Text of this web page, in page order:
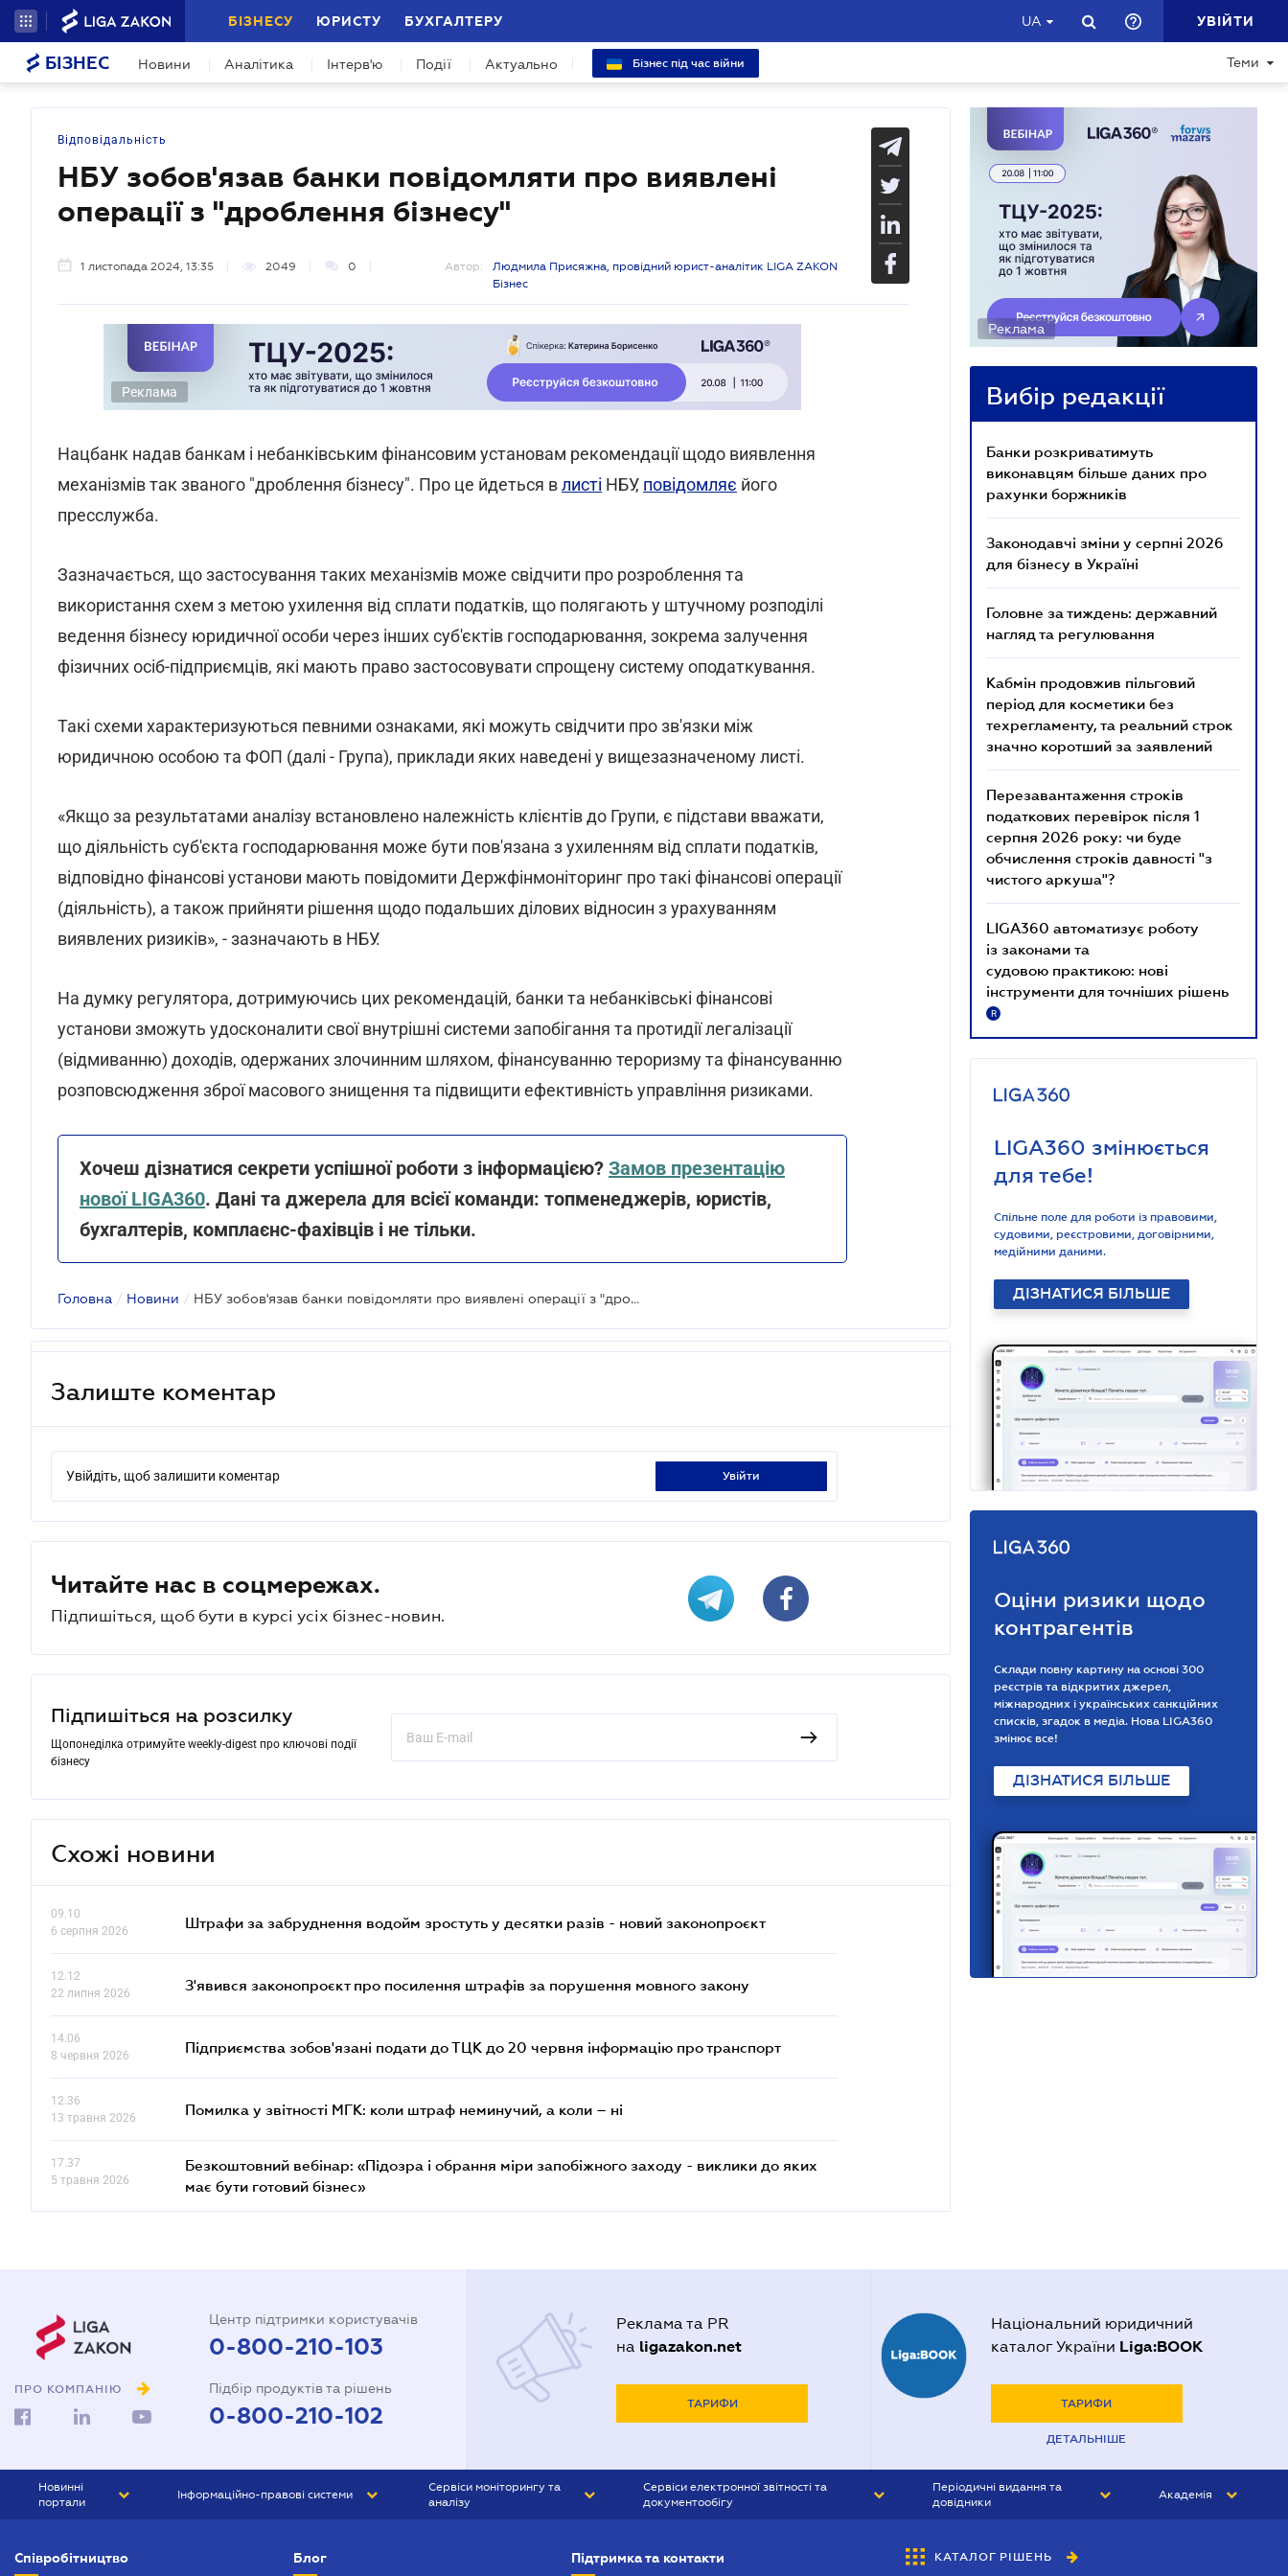
БІЗНЕСУ ЮРИСТУ БУХГАЛТЕРУ UA УВІЙТИ
БІЗНЕС Новини Аналітика Інтерв'ю Події Актуально Бізнес під час війни Теми
Відповідальність
НБУ зобов'язав банки повідомляти про виявлені
операції з "дроблення бізнесу"
1 листопада 2024, 13:35 2049 0 Автор:
Людмила Присяжна, провідний юрист-аналітик LIGA ZAKON
Бізнес
Реклама
Нацбанк надав банкам і небанківським фінансовим установам рекомендації щодо виявлення
механізмів так званого "дроблення бізнесу". Про це йдеться влисті НБУ, повідомляє його
пресслужба.
Зазначається, що застосування таких механізмів може свідчити про розроблення та
використання схем з метою ухилення від сплати податків, що полягають у штучному розподілі
ведення бізнесу юридичної особи через інших суб'єктів господарювання, зокрема залучення
фізичних осіб-підприємців, які мають право застосовувати спрощену систему оподаткування.
Такі схеми характеризуються певними ознаками, які можуть свідчити про зв'язки між
юридичною особою та ФОП (далі - Група), приклади яких наведені у вищезазначеному листі.
«Якщо за результатами аналізу встановлено належність клієнтів до Групи, є підстави вважати,
що діяльність суб'єкта господарювання може бути пов'язана з ухиленням від сплати податків,
відповідно фінансові установи мають повідомити Держфінмоніторинг про такі фінансові операції
(діяльність), а також прийняти рішення щодо подальших ділових відносин з урахуванням
виявлених ризиків», - зазначають в НБУ.
На думку регулятора, дотримуючись цих рекомендацій, банки та небанківські фінансові
установи зможуть удосконалити свої внутрішні системи запобігання та протидії легалізації
(відмиванню) доходів, одержаних злочинним шляхом, фінансуванню тероризму та фінансуванню
розповсюдження зброї масового знищення та підвищити ефективність управління ризиками.
Хочеш дізнатися секрети успішної роботи з інформацією? Замов презентацію
нової LIGA360. Дані та джерела для всієї команди: топменеджерів, юристів,
бухгалтерів, комплаєнс-фахівців і не тільки.
Головна / Новини / НБУ зобов'язав банки повідомляти про виявлені операції з "дроблення бізнесу"
Залиште коментар
Увійдіть, щоб залишити коментар увійти
Читайте нас в соцмережах.
Підпишіться, щоб бути в курсі усіх бізнес-новин.
Підпишіться на розсилку
Щопонеділка отримуйте weekly-digest про ключові події
бізнесу
Схожі новини
09.10
6 серпня 2026
Штрафи за забруднення водойм зростуть у десятки разів - новий законопроєкт
12.12
22 липня 2026
З'явився законопроєкт про посилення штрафів за порушення мовного закону
14.06
8 червня 2026
Підприємства зобов'язані подати до ТЦК до 20 червня інформацію про транспорт
12.36
13 травня 2026
Помилка у звітності МГК: коли штраф неминучий, а коли – ні
17.37
5 травня 2026
Безкоштовний вебінар: «Підозра і обрання міри запобіжного заходу - виклики до яких
має бути готовий бізнес»
Реклама
Вибір редакції
Банки розкриватимуть
виконавцям більше даних про
рахунки боржників
Законодавчі зміни у серпні 2026
для бізнесу в Україні
Головне за тиждень: державний
нагляд та регулювання
Кабмін продовжив пільговий
період для косметики без
техрегламенту, та реальний строк
значно коротший за заявлений
Перезавантаження строків
податкових перевірок після 1
серпня 2026 року: чи буде
обчислення строків давності "з
чистого аркуша"?
LIGA360 автоматизує роботу
із законами та
судовою практикою: нові
інструменти для точніших рішень
R
LIGA360 змінюється
для тебе!
Спільне поле для роботи із правовими,
судовими, реєстровими, договірними,
медійними даними.
ДІЗНАТИСЯ БІЛЬШЕ
Оціни ризики щодо
контрагентів
Склади повну картину на основі 300
реєстрів та відкритих джерел,
міжнародних і українських санкційних
списків, згадок в медіа. Нова LIGA360
змінює все!
ДІЗНАТИСЯ БІЛЬШЕ
ПРО КОМПАНІЮ
Центр підтримки користувачів
0-800-210-103
Підбір продуктів та рішень
0-800-210-102
Реклама та PR
на ligazakon.net
ТАРИФИ
Національний юридичний
каталог України Liga:BOOK
ТАРИФИ
ДЕТАЛЬНІШЕ
Новинні
портали
БІЗНЕС
Інформаційно-правові системи
Сервіси моніторингу та
аналізу
Сервіси електронної звітності та
документообігу
Періодичні видання та
довідники
БУХГАЛТЕР&ЗАКОН
Академія
Співробітництво Блог Підтримка та контакти КАТАЛОГ РІШЕНЬ